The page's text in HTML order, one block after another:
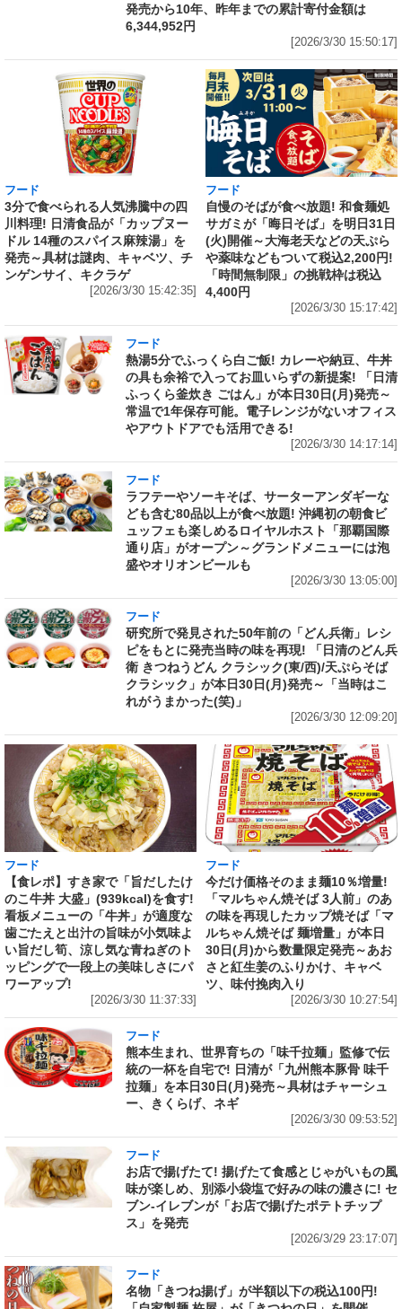
発売から10年、昨年までの累計寄付金額は
6,344,952円
[2026/3/30 15:50:17]
フード
3分で食べられる人気沸騰中の四
川料理! 日清食品が「カップヌー
ドル 14種のスパイス麻辣湯」を
発売～具材は謎肉、キャベツ、チ
ンゲンサイ、キクラゲ
[2026/3/30 15:42:35]
フード
自慢のそばが食べ放題! 和食麺処
サガミが「晦日そば」を明日31日
(火)開催～大海老天などの天ぷら
や薬味などもついて税込2,200円!
「時間無制限」の挑戦枠は税込
4,400円
[2026/3/30 15:17:42]
フード
熱湯5分でふっくら白ご飯! カレーや納豆、牛丼
の具も余裕で入ってお皿いらずの新提案! 「日清
ふっくら釜炊き ごはん」が本日30日(月)発売～
常温で1年保存可能。電子レンジがないオフィス
やアウトドアでも活用できる!
[2026/3/30 14:17:14]
フード
ラフテーやソーキそば、サーターアンダギーな
ども含む80品以上が食べ放題! 沖縄初の朝食ビ
ュッフェも楽しめるロイヤルホスト「那覇国際
通り店」がオープン～グランドメニューには泡
盛やオリオンビールも
[2026/3/30 13:05:00]
フード
研究所で発見された50年前の「どん兵衛」レシ
ピをもとに発売当時の味を再現! 「日清のどん兵
衛 きつねうどん クラシック(東/西)/天ぷらそば
クラシック」が本日30日(月)発売～「当時はこ
れがうまかった(笑)」
[2026/3/30 12:09:20]
フード
【食レポ】すき家で「旨だしたけ
のこ牛丼 大盛」(939kcal)を食す!
看板メニューの「牛丼」が適度な
歯ごたえと出汁の旨味が小気味よ
い旨だし筍、涼し気な青ねぎのト
ッピングで一段上の美味しさにパ
ワーアップ!
[2026/3/30 11:37:33]
フード
今だけ価格そのまま麺10％増量!
「マルちゃん焼そば 3人前」のあ
の味を再現したカップ焼そば「マ
ルちゃん焼そば 麺増量」が本日
30日(月)から数量限定発売～あお
さと紅生姜のふりかけ、キャベ
ツ、味付挽肉入り
[2026/3/30 10:27:54]
フード
熊本生まれ、世界育ちの「味千拉麺」監修で伝
統の一杯を自宅で! 日清が「九州熊本豚骨 味千
拉麺」を本日30日(月)発売～具材はチャーシュ
ー、きくらげ、ネギ
[2026/3/30 09:53:52]
フード
お店で揚げたて! 揚げたて食感とじゃがいもの風
味が楽しめ、別添小袋塩で好みの味の濃さに! セ
ブン‐イレブンが「お店で揚げたポテトチップ
ス」を発売
[2026/3/29 23:17:07]
フード
名物「きつね揚げ」が半額以下の税込100円!